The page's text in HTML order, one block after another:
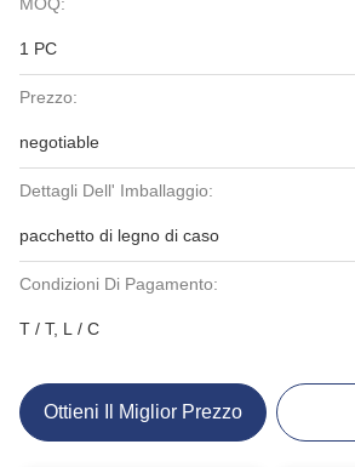
1 PC
Prezzo:
negotiable
Dettagli Dell' Imballaggio:
pacchetto di legno di caso
Condizioni Di Pagamento:
T / T, L / C
Ottieni Il Miglior Prezzo